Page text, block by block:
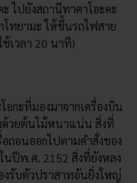
ไปยังสถานีทาคาโอะคะ
โทยามะ ให้ขึ้นรถไฟสาย
เวลา 20 นาที)
กะที่มองมาจากเครื่องบิน
ด้วยต้นไม้หนาแน่น สิ่งที่
ถอนออกไปตามคำสั่งของ
นปีพ.ศ. 2152 สิ่งที่ยังหลง
งรับตัวปราสาทอันยิ่งใหญ่